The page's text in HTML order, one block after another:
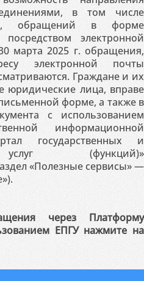
в том числе
обращений в форме
посредством электронной
марта 2025 г. обращения,
электронной почты
Граждане и их
юридические лица, вправе
форме, а также в
с использованием
информационной
государственных и
(функций)»
«Полезные сервисы» —
через Платформу
ЕПГУ нажмите на